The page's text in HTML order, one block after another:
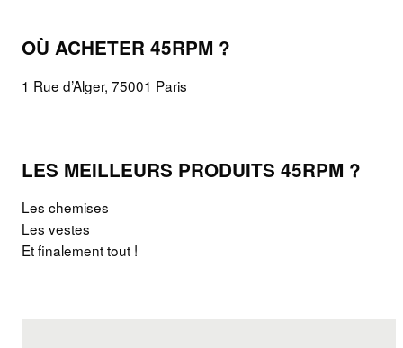
OÙ ACHETER 45RPM ?
1 Rue d’Alger, 75001 Paris
LES MEILLEURS PRODUITS 45RPM ?
Les chemises
Les vestes
Et finalement tout !